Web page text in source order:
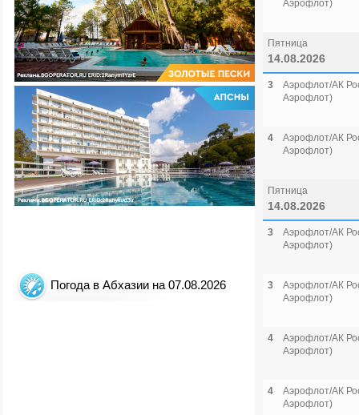
Погода в Абхазии на 07.08.2026
Аэрофлот)
Пятница
14.08.2026
3
Аэрофлот/АК
Аэрофлот)
4
Аэрофлот/АК
Аэрофлот)
Пятница
14.08.2026
3
Аэрофлот/АК
Аэрофлот)
3
Аэрофлот/АК
Аэрофлот)
4
Аэрофлот/АК
Аэрофлот)
4
Аэрофлот/АК
Аэрофлот)